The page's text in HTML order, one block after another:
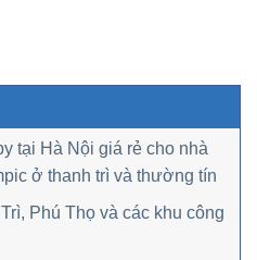
tại Hà Nội giá rẻ cho nhà
ở thanh trì và thường tín
Phú Thọ và các khu công